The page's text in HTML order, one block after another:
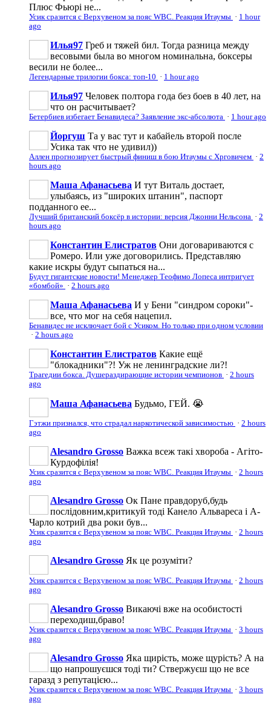
Плюс Фьюрі не...
Усик сразится с Верхувеном за пояс WBC. Реакция Итаумы · 1 hour
ago
Илья97 Греб и тяжей бил. Тогда разница между
весовыми была во многом номинальна, боксеры
весили не более...
Легендарные трилогии бокса: топ-10 · 1 hour ago
Илья97 Человек полтора года без боев в 40 лет, на
что он расчитывает?
Бетербиев избегает Бенавидеса? Заявление экс-абсолюта · 1 hour ago
Йоргуш Та у вас тут и кабайель второй после
Усика так что не удивил))
Аллен прогнозирует быстрый финиш в бою Итаумы с Хрговичем · 2
hours ago
Маша Афанасьева И тут Виталь достает,
улыбаясь, из "широких штанин", паспорт
подданного ее...
Лучший британский боксёр в истории: версия Джонни Нельсона · 2
hours ago
Константин Елистратов Они договариваются с
Ромеро. Или уже договорились. Представляю
какие искры будут сыпаться на...
Будут гигантские новости! Менеджер Теофимо Лопеса интригует
«бомбой» · 2 hours ago
Маша Афанасьева И у Бени "синдром сороки"-
все, что мог на себя нацепил.
Бенавидес не исключает бой с Усиком. Но только при одном условии
· 2 hours ago
Константин Елистратов Какие ещё
"блокадники"?! Уж не ленинградские ли?!
Трагедии бокса. Душераздирающие истории чемпионов · 2 hours
ago
Маша Афанасьева Будьмо, ГЕЙ. 😭
Гэтжи признался, что страдал наркотической зависимостью · 2 hours
ago
Alesandro Grosso Важка всеж такі хвороба - Агіто-
Курдофілія!
Усик сразится с Верхувеном за пояс WBC. Реакция Итаумы · 2 hours
ago
Alesandro Grosso Ок Пане правдоруб,будь
послідовним,критикуй тоді Канело Альвареса і А-
Чарло котрий два роки був...
Усик сразится с Верхувеном за пояс WBC. Реакция Итаумы · 2 hours
ago
Alesandro Grosso Як це розуміти?
Усик сразится с Верхувеном за пояс WBC. Реакция Итаумы · 2 hours
ago
Alesandro Grosso Викаючі вже на особистості
переходиш,браво!
Усик сразится с Верхувеном за пояс WBC. Реакция Итаумы · 3 hours
ago
Alesandro Grosso Яка щирість, може щурість? А на
що напрошуєшся тоді ти? Ствержуєш що не все
гаразд з репутацією...
Усик сразится с Верхувеном за пояс WBC. Реакция Итаумы · 3 hours
ago